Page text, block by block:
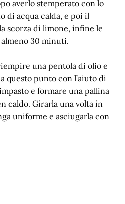
averlo stemperato con lo
di acqua calda, e poi il
scorza di limone, infine le
30 minuti.
una pentola di olio e
questo punto con l’aiuto di
e formare una pallina
caldo. Girarla una volta in
uniforme e asciugarla con